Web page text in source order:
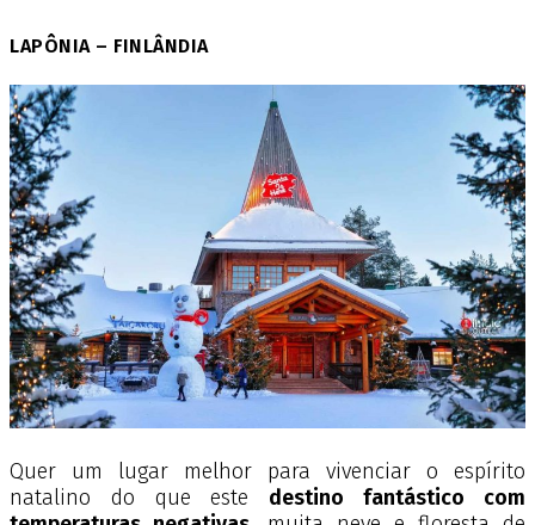
LAPÔNIA – FINLÂNDIA
Quer um lugar melhor para vivenciar o espírito
natalino do que este destino fantástico com